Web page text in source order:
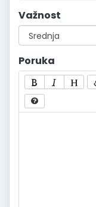
Važnost
Poruka